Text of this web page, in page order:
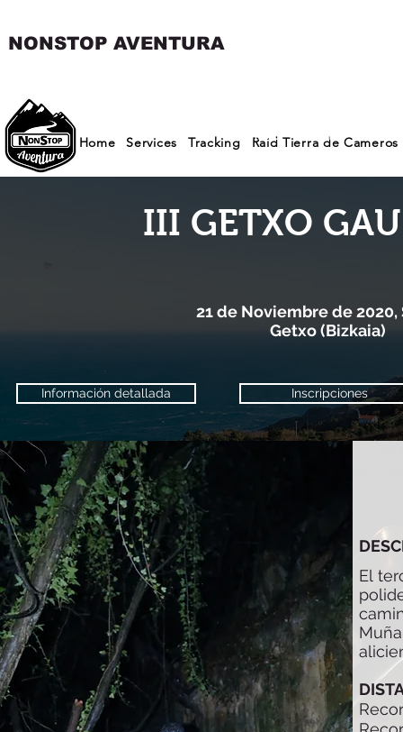
NONSTOP AVENTURA
Home Services Tracking Raid Tierra de Cameros
Noticias
Inicio
III GETXO
21 de Noviembre de 2020,
Getxo (Bizkaia)
Información detallada Inscripciones
El